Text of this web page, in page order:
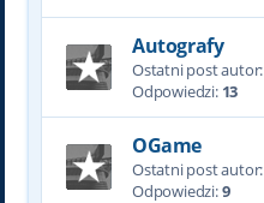
Autografy
Ostatni post autor:
Odpowiedzi: 13
OGame
Ostatni post autor:
Odpowiedzi:9